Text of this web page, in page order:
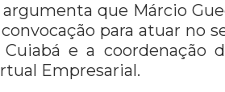
que Márcio
para atuar no
e a coordenação
Empresarial.